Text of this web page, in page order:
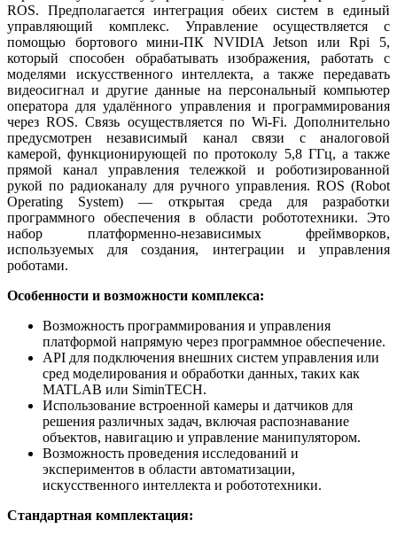
ROS. Предполагается интеграция обеих систем в единый
управляющий комплекс. Управление осуществляется с
помощью бортового мини-ПК NVIDIA Jetson или Rpi 5,
который способен обрабатывать изображения, работать с
моделями искусственного интеллекта, а также передавать
видеосигнал и другие данные на персональный компьютер
оператора для удалённого управления и программирования
через ROS. Связь осуществляется по Wi-Fi. Дополнительно
предусмотрен независимый канал связи с аналоговой
камерой, функционирующей по протоколу 5,8 ГГц, а также
прямой канал управления тележкой и роботизированной
рукой по радиоканалу для ручного управления. ROS (Robot
Operating System) — открытая среда для разработки
программного обеспечения в области робототехники. Это
набор платформенно-независимых фреймворков,
используемых для создания, интеграции и управления
роботами.
Особенности и возможности комплекса:
Возможность программирования и управления
платформой напрямую через программное обеспечение.
API для подключения внешних систем управления или
сред моделирования и обработки данных, таких как
MATLAB или SiminTECH.
Использование встроенной камеры и датчиков для
решения различных задач, включая распознавание
объектов, навигацию и управление манипулятором.
Возможность проведения исследований и
экспериментов в области автоматизации,
искусственного интеллекта и робототехники.
Стандартная комплектация: